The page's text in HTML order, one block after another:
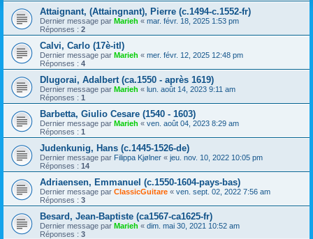
Attaignant, (Attaingnant), Pierre (c.1494-c.1552-fr)
Dernier message par Marieh « mar. févr. 18, 2025 1:53 pm
Réponses : 2
Calvi, Carlo (17è-itl)
Dernier message par Marieh « mer. févr. 12, 2025 12:48 pm
Réponses : 4
Dlugorai, Adalbert (ca.1550 - après 1619)
Dernier message par Marieh « lun. août 14, 2023 9:11 am
Réponses : 1
Barbetta, Giulio Cesare (1540 - 1603)
Dernier message par Marieh « ven. août 04, 2023 8:29 am
Réponses : 1
Judenkunig, Hans (c.1445-1526-de)
Dernier message par Filippa Kjølner « jeu. nov. 10, 2022 10:05 pm
Réponses : 14
Adriaensen, Emmanuel (c.1550-1604-pays-bas)
Dernier message par ClassicGuitare « ven. sept. 02, 2022 7:56 am
Réponses : 3
Besard, Jean-Baptiste (ca1567-ca1625-fr)
Dernier message par Marieh « dim. mai 30, 2021 10:52 am
Réponses : 3